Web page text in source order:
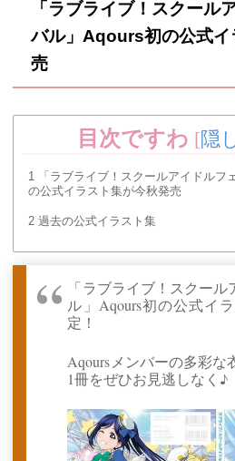
「ラブライブ！スクール
バル」Aqours初の公式イ
売
目次ですわ [隠
1 「ラブライブ！スクールアイドルフ
の公式イラスト集が今秋発売
2 過去の公式イラスト集
「ラブライブ！スクー
ル」Aqours初の公式イ
定！
Aqoursメンバーの多彩な
1冊をぜひお見逃しなく♪